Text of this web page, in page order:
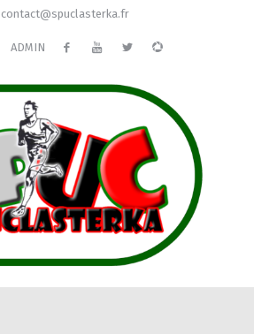
contact@spuclasterka.fr
ADMIN